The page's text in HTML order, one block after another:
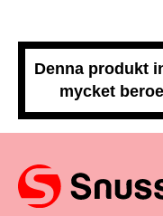
Denna produkt
mycket